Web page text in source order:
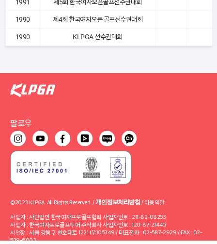
1991 제5회 한국여자오픈골프선수권대회
1990 제4회 한국여자오픈 골프선수권대회
1990 KLPGA 선수권대회
팔로우
©2023 KLPGA. All Rights Reserved. /개인정보처리방침 / 이용약관
사업자 : 사단법인 한국여자프로골프협회 사업자번호 : 211-82-08253
사업자 : 한국여자프로골프투어 주식회사 사업자번호 : 120-87-21445
사업장 : 서울 강동구 천호대로 1221 (우)05349 / 대표전화 : 02-587-2929 / FAX : 02-
539-6003